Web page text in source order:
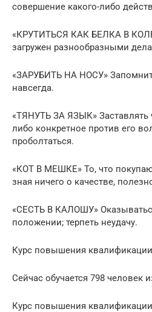
совершение какого-либо
«КРУТИТЬСЯ КАК БЕЛКА В
загружен разнообразными
«ЗАРУБИТЬ НА НОСУ»
навсегда.
«ТЯНУТЬ ЗА ЯЗЫК» Заставлять
либо конкретное против его
проболтаться.
«КОТ В МЕШКЕ» То, что
зная ничего о качестве,
«СЕСТЬ В КАЛОШУ»
положении; терпеть неудачу.
Курс повышения квалификации
Сейчас обучается 798 человек
Курс повышения квалификации